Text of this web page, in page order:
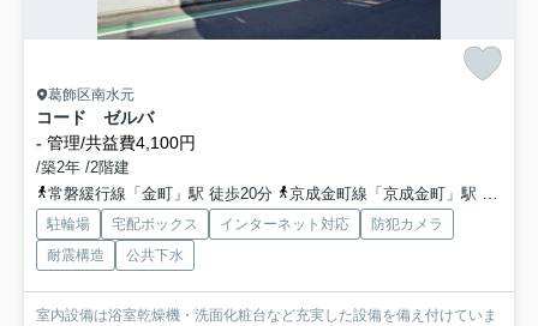
葛飾区南水元
コード ゼルバ
- 管理/共益費4,100円
/築2年 /2階建
常磐緩行線「金町」駅 徒歩20分
京成金町線「京成金町」駅 徒歩21分
駐輪場 宅配ボックス インターネット対応
防犯カメラ
耐震構造
公共下水
室内設備は浴室乾燥機・洗面化粧台など充実した設備を備え付けていま